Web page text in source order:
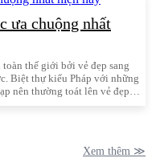
ưa chuộng nhất
thế giới bởi vẻ đẹp sang
Biệt thự kiểu Pháp với những
nên thường toát lên vẻ đẹp…
Xem thêm ≫